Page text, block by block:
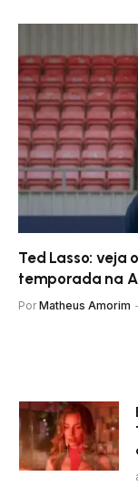
Ted Lasso: veja
temporada na
Por Matheus Amorim